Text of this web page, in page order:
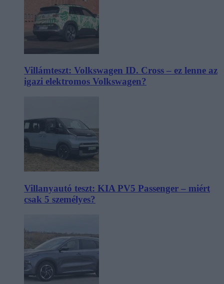
Villámteszt: Volkswagen ID. Cross – ez lenne az
igazi elektromos Volkswagen?
Villanyautó teszt: KIA PV5 Passenger – miért
csak 5 személyes?